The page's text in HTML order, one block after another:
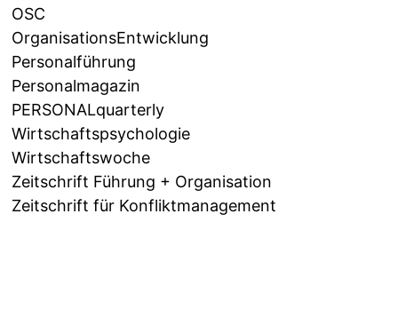
OSC
OrganisationsEntwicklung
Personalführung
Personalmagazin
PERSONALquarterly
Wirtschaftspsychologie
Wirtschaftswoche
Zeitschrift Führung + Organisation
Zeitschrift für Konfliktmanagement